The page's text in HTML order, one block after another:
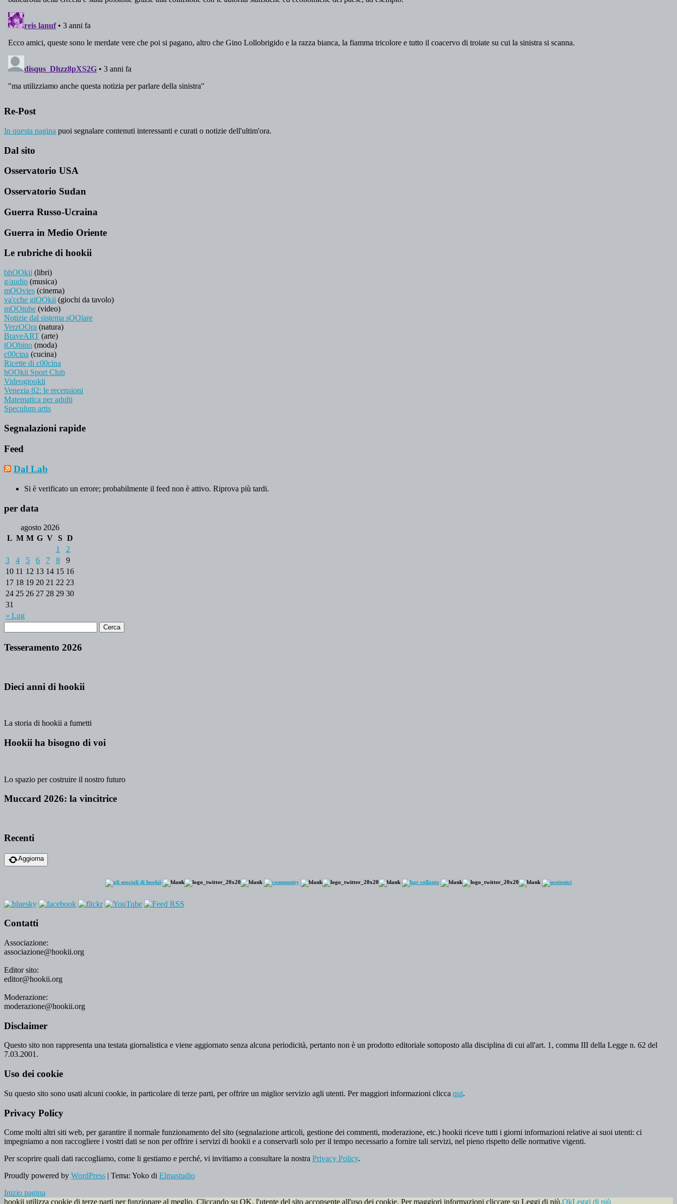
Re-Post
In questa pagina puoi segnalare contenuti interessanti e curati o notizie dell'ultim'ora.
Dal sito
Osservatorio USA
Osservatorio Sudan
Guerra Russo-Ucraina
Guerra in Medio Oriente
Le rubriche di hookii
bhOOkii (libri)
g/audio (musica)
mOOvies (cinema)
va'cche giOOkii (giochi da tavolo)
mOOtube (video)
Notizie dal sistema sOOlare
VerzOOra (natura)
BraveART (arte)
tOObino (moda)
c00cina (cucina)
Ricette di c00cina
hOOkii Sport Club
Videogiookii
Venezia 82: le recensioni
Matematica per adulti
Speculum artis
Segnalazioni rapide
Feed
Dal Lab
Si è verificato un errore; probabilmente il feed non è attivo. Riprova più tardi.
per data
agosto 2026
L M M G V S D
« Lug
1
2
3
4 5 6 7 8
9
10 11 12 13 14 15 16
17 18 19 20 21 22 23
24 25 26 27 28 29 30
31
Tesseramento 2026
Dieci anni di hookii
La storia di hookii a fumetti
Hookii ha bisogno di voi
Lo spazio per costruire il nostro futuro
Muccard 2026: la vincitrice
Recenti
Aggiorna
Contatti
Associazione:
associazione@hookii.org
Editor sito:
editor@hookii.org
Moderazione:
moderazione@hookii.org
Disclaimer
Questo sito non rappresenta una testata giornalistica e viene aggiornato senza alcuna periodicità, pertanto non è un prodotto editoriale sottoposto alla disciplina di cui all'art. 1, comma III della Legge n. 62 del
7.03.2001.
Uso dei cookie
Su questo sito sono usati alcuni cookie, in particolare di terze parti, per offrire un miglior servizio agli utenti. Per maggiori informazioni clicca qui.
Privacy Policy
Come molti altri siti web, per garantire il normale funzionamento del sito (segnalazione articoli, gestione dei commenti, moderazione, etc.) hookii riceve tutti i giorni informazioni relative ai suoi utenti: ci
impegniamo a non raccogliere i vostri dati se non per offrire i servizi di hookii e a conservarli solo per il tempo necessario a fornire tali servizi, nel pieno rispetto delle normative vigenti.
Per scoprire quali dati raccogliamo, come li gestiamo e perché, vi invitiamo a consultare la nostra Privacy Policy.
Proudly powered by WordPress | Tema: Yoko di Elmastudio
Inizio pagina
hookii utilizza cookie di terze parti per funzionare al meglio. Cliccando su OK, l'utente del sito acconsente all'uso dei cookie. Per maggiori informazioni cliccare su Leggi di più.OkLeggi di più